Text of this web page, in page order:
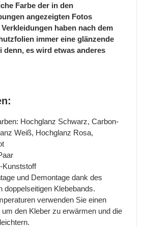
Farbe der in den
angezeigten Fotos
haben nach dem
immer eine glänzende
denn, es wird etwas anderes
Hochglanz Schwarz, Carbon-
Weiß, Hochglanz Rosa,
Kunststoff
und Demontage dank des
doppelseitigen Klebebands.
verwenden Sie einen
den Kleber zu erwärmen und die